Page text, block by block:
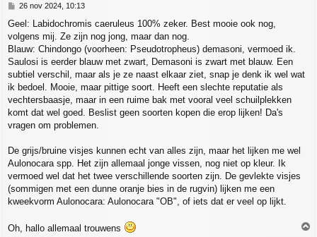
B
r
i
c
26 nov 2024, 10:13
Geel: Labidochromis caeruleus 100% zeker. Best mooie ook nog,
volgens mij. Ze zijn nog jong, maar dan nog.
Blauw: Chindongo (voorheen: Pseudotropheus) demasoni, vermoed ik.
Saulosi is eerder blauw met zwart, Demasoni is zwart met blauw. Een
subtiel verschil, maar als je ze naast elkaar ziet, snap je denk ik wel wat
ik bedoel. Mooie, maar pittige soort. Heeft een slechte reputatie als
vechtersbaasje, maar in een ruime bak met vooral veel schuilplekken
komt dat wel goed. Beslist geen soorten kopen die erop lijken! Da's
vragen om problemen.
De grijs/bruine visjes kunnen echt van alles zijn, maar het lijken me wel
Aulonocara spp. Het zijn allemaal jonge vissen, nog niet op kleur. Ik
vermoed wel dat het twee verschillende soorten zijn. De gevlekte visjes
(sommigen met een dunne oranje bies in de rugvin) lijken me een
kweekvorm Aulonocara: Aulonocara "OB", of iets dat er veel op lijkt.
Oh, hallo allemaal trouwens